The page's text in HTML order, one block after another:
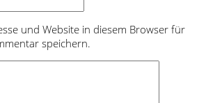
und Website in diesem Browser für
speichern.